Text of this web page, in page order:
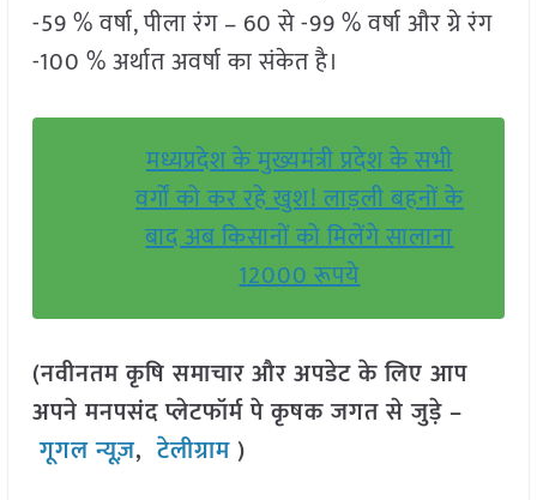
-59 % वर्षा, पीला रंग – 60 से -99 % वर्षा और ग्रे रंग
-100 % अर्थात अवर्षा का संकेत है।
मध्यप्रदेश के मुख्यमंत्री प्रदेश के सभी
वर्गों को कर रहे खुश! लाड़ली बहनों के
बाद अब किसानों को मिलेंगे सालाना
12000 रूपये
(नवीनतम कृषि समाचार और अपडेट के लिए आप
अपने मनपसंद प्लेटफॉर्म पे कृषक जगत से जुड़े –
गूगल न्यूज़,टेलीग्राम )